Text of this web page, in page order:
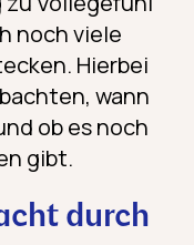
noch viele
Hierbei
wann
ob es noch
gibt.
durch